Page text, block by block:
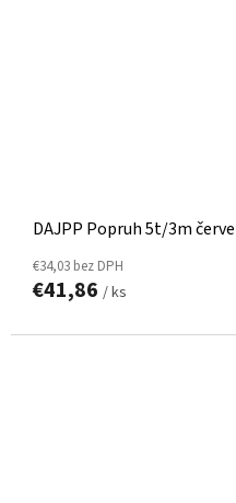
DAJPP Popruh 5t/3m
€34,03 bez DPH
€41,86 / ks